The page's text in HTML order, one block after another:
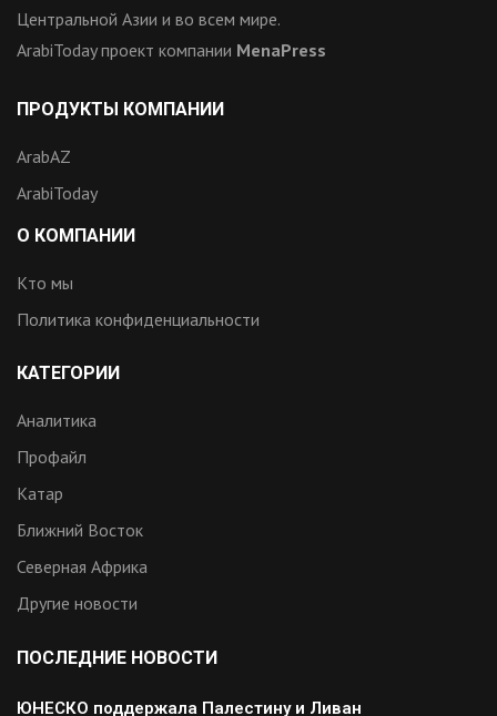
Центральной Азии и во всем мире.
ArabiToday проект компании MenaPress
ПРОДУКТЫ КОМПАНИИ
ArabAZ
ArabiToday
О КОМПАНИИ
Кто мы
Политика конфиденциальности
КАТЕГОРИИ
Аналитика
Профайл
Катар
Ближний Восток
Северная Африка
Другие новости
ПОСЛЕДНИЕ НОВОСТИ
ЮНЕСКО поддержала Палестину и Ливан